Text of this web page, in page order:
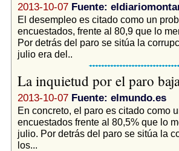
2013-10-07 Fuente:
El desempleo es citado como un
encuestados, frente al 80,9 que lo
Por detrás del paro se sitúa la
julio era del..
La inquietud por el paro
2013-10-07 Fuente: elmundo.es
En concreto, el paro es citado como
encuestados frente al 80,5% que lo
julio. Por detrás del paro se sitúa la
los...